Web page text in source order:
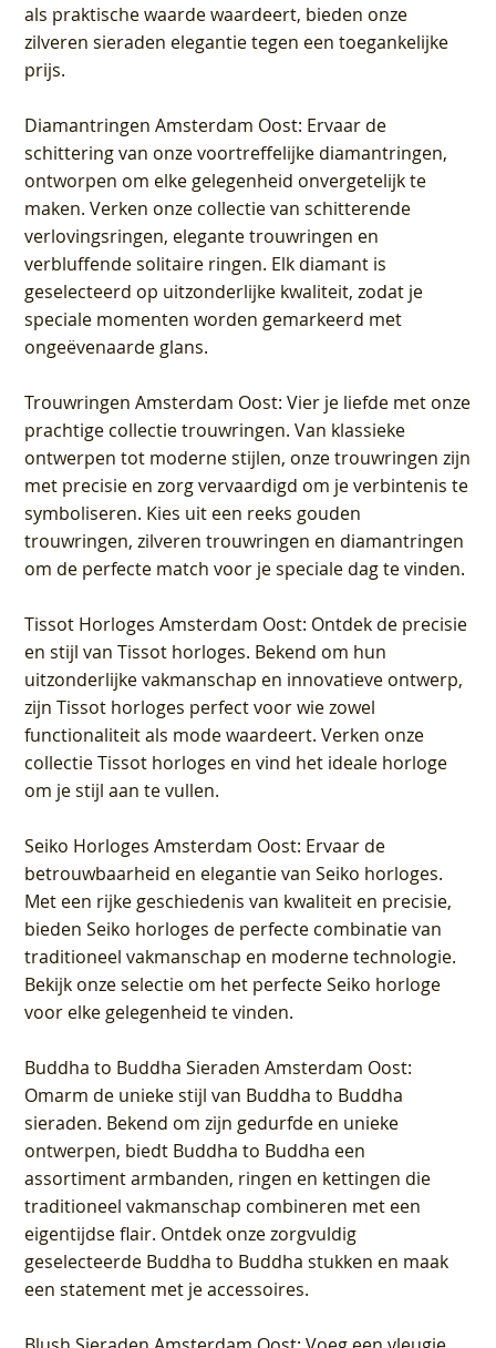
als praktische waarde waardeert, bieden onze
zilveren sieraden elegantie tegen een toegankelijke
prijs.
Diamantringen Amsterdam Oost: Ervaar de
schittering van onze voortreffelijke diamantringen,
ontworpen om elke gelegenheid onvergetelijk te
maken. Verken onze collectie van schitterende
verlovingsringen, elegante trouwringen en
verbluffende solitaire ringen. Elk diamant is
geselecteerd op uitzonderlijke kwaliteit, zodat je
speciale momenten worden gemarkeerd met
ongeëvenaarde glans.
Trouwringen Amsterdam Oost: Vier je liefde met onze
prachtige collectie trouwringen. Van klassieke
ontwerpen tot moderne stijlen, onze trouwringen zijn
met precisie en zorg vervaardigd om je verbintenis te
symboliseren. Kies uit een reeks gouden
trouwringen, zilveren trouwringen en diamantringen
om de perfecte match voor je speciale dag te vinden.
Tissot Horloges Amsterdam Oost: Ontdek de precisie
en stijl van Tissot horloges. Bekend om hun
uitzonderlijke vakmanschap en innovatieve ontwerp,
zijn Tissot horloges perfect voor wie zowel
functionaliteit als mode waardeert. Verken onze
collectie Tissot horloges en vind het ideale horloge
om je stijl aan te vullen.
Seiko Horloges Amsterdam Oost: Ervaar de
betrouwbaarheid en elegantie van Seiko horloges.
Met een rijke geschiedenis van kwaliteit en precisie,
bieden Seiko horloges de perfecte combinatie van
traditioneel vakmanschap en moderne technologie.
Bekijk onze selectie om het perfecte Seiko horloge
voor elke gelegenheid te vinden.
Buddha to Buddha Sieraden Amsterdam Oost:
Omarm de unieke stijl van Buddha to Buddha
sieraden. Bekend om zijn gedurfde en unieke
ontwerpen, biedt Buddha to Buddha een
assortiment armbanden, ringen en kettingen die
traditioneel vakmanschap combineren met een
eigentijdse flair. Ontdek onze zorgvuldig
geselecteerde Buddha to Buddha stukken en maak
een statement met je accessoires.